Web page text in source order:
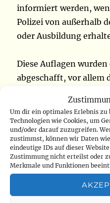
Um dir ein optimales Erlebnis
Technologien wie Cookies, um
und/oder darauf zuzugreifen.
zustimmst, können wir Daten
eindeutige IDs auf dieser
Zustimmung nicht erteilst oder
Merkmale und Funktionen
informiert werden,
Polizei von außerhalb
oder Ausbildung
Diese Auflagen
abgeschafft, vor allem
der Pflicht zur
der UN-Sicherheitsrat
Tage später trafen die
rumänischen Pässen in
Kongos Luftwaffe
russischen Beständen,